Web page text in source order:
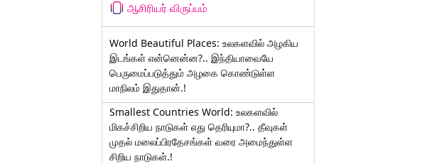
ஆசிரியர் விருப்பம்
World Beautiful Places: உலகளவில் அழகிய
இடங்கள் என்னென்ன?.. இந்தியாவையே
பெருமைப்படுத்தும் அழகை கொண்டுள்ள
மாநிலம் இதுதான்.!
Smallest Countries World: உலகளவில்
மிகச்சிறிய நாடுகள் எது தெரியுமா?.. தீவுகள்
முதல் மலைப்பிரதேசங்கள் வரை அமைந்துள்ள
சிறிய நாடுகள்.!